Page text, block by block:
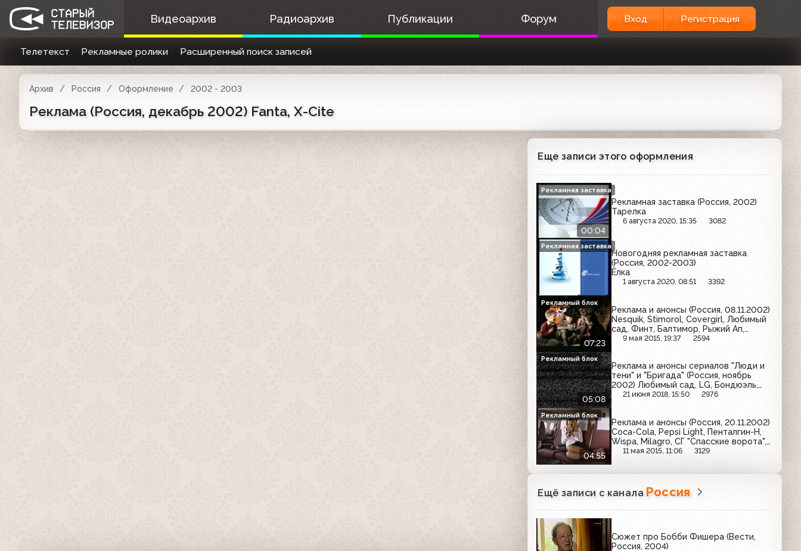
Видеоархив Радиоархив Публикации Форум Вход Регистрация
Телетекст Рекламные ролики Расширенный поиск записей
Архив Россия Оформление 2002 - 2003
Реклама (Россия, декабрь 2002) Fanta, X-Cite
Еще записи этого оформления
00:04
Рекламная заставка (Россия, 2002)
Тарелка
6 августа 2020, 15:35 3082
Рекламная заставка
Новогодняя рекламная заставка
(Россия, 2002-2003)
Ёлка
1 августа 2020, 08:51 3392
Рекламная заставка
07:23
Реклама и анонсы (Россия, 08.11.2002)
Nesquik, Stimorol, Covergirl, Любимый
сад, Финт, Балтимор, Рыжий Ап,
Zanussi, Nescafe
9 мая 2015, 19:37 2594
Рекламный блок
05:08
Реклама и анонсы сериалов "Люди и
тени" и "Бригада" (Россия, ноябрь
2002) Любимый сад, LG, Бондюэль,
Билайн GSM, Я, J7, Garnier
21 июня 2018, 15:50 2976
Рекламный блок
04:55
Реклама и анонсы (Россия, 20.11.2002)
Coca-Cola, Pepsi Light, Пенталгин-Н,
Wispa, Milagro, СГ "Спасские ворота",
Fairy, Бочкарёв, Инолтра, Nescafe,
11 мая 2015, 11:06 3129
Рекламный блок
Ещё записи с канала Россия
Сюжет про Бобби Фишера (Вести,
Россия, 2004)